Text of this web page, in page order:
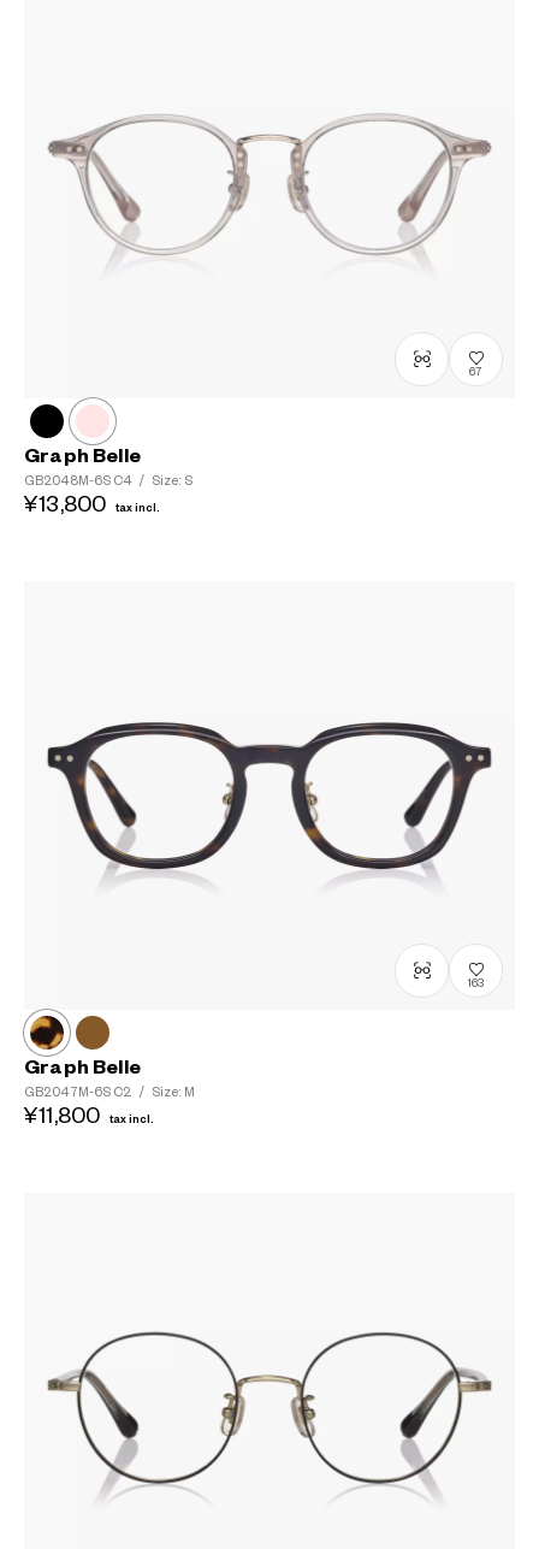
67
Graph Belle
GB2048M-6S C4 / Size: S
¥13,800 tax incl.
163
Graph Belle
GB2047M-6S C2 / Size: M
¥11,800 tax incl.